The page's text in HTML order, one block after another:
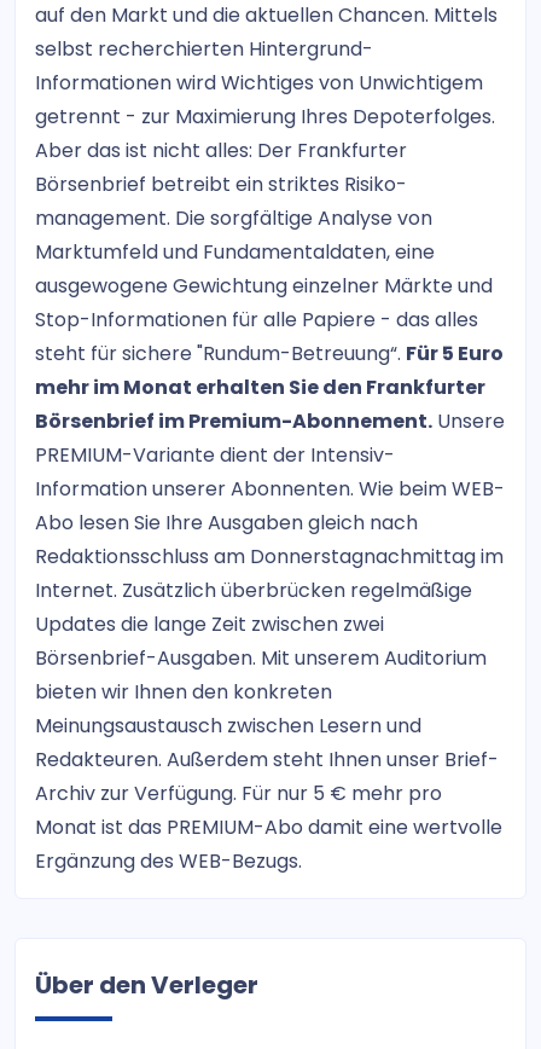
auf den Markt und die aktuellen Chancen. Mittels
selbst recherchierten Hintergrund-
Informationen wird Wichtiges von Unwichtigem
getrennt - zur Maximierung Ihres Depoterfolges.
Aber das ist nicht alles: Der Frankfurter
Börsenbrief betreibt ein striktes Risiko-
management. Die sorgfältige Analyse von
Marktumfeld und Fundamentaldaten, eine
ausgewogene Gewichtung einzelner Märkte und
Stop-Informationen für alle Papiere - das alles
steht für sichere "Rundum-Betreuung“. Für 5 Euro
mehr im Monat erhalten Sie den Frankfurter
Börsenbrief im Premium-Abonnement. Unsere
PREMIUM-Variante dient der Intensiv-
Information unserer Abonnenten. Wie beim WEB-
Abo lesen Sie Ihre Ausgaben gleich nach
Redaktionsschluss am Donnerstagnachmittag im
Internet. Zusätzlich überbrücken regelmäßige
Updates die lange Zeit zwischen zwei
Börsenbrief-Ausgaben. Mit unserem Auditorium
bieten wir Ihnen den konkreten
Meinungsaustausch zwischen Lesern und
Redakteuren. Außerdem steht Ihnen unser Brief-
Archiv zur Verfügung. Für nur 5 € mehr pro
Monat ist das PREMIUM-Abo damit eine wertvolle
Ergänzung des WEB-Bezugs.
Über den Verleger